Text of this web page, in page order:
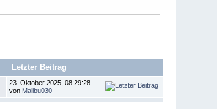
Letzter Beitrag
23. Oktober 2025, 08:29:28
von Malibu030